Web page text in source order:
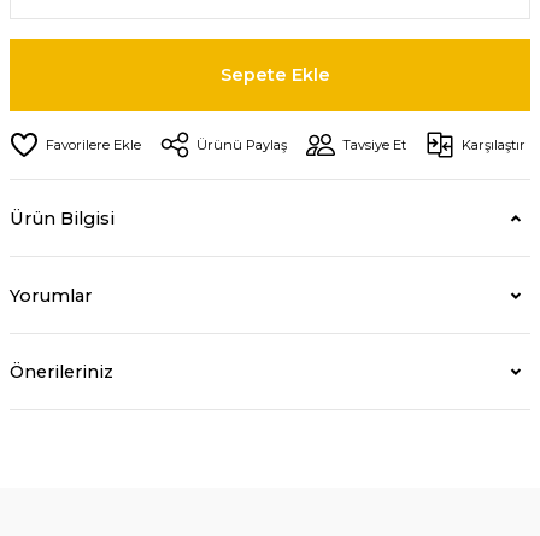
Sepete Ekle
Ürünü Paylaş Tavsiye Et Karşılaştır
Ürün Bilgisi
Yorumlar
Önerileriniz